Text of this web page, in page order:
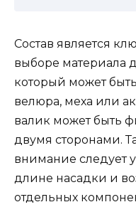
Состав является
выборе материала
который может
велюра, меха или
валик может быть
двумя сторонами.
внимание следует
длине насадки и
отдельных